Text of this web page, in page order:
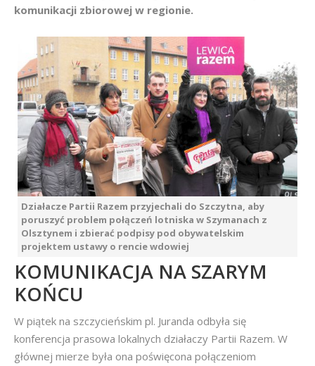
komunikacji zbiorowej w regionie.
Działacze Partii Razem przyjechali do Szczytna, aby
poruszyć problem połączeń lotniska w Szymanach z
Olsztynem i zbierać podpisy pod obywatelskim
projektem ustawy o rencie wdowiej
KOMUNIKACJA NA SZARYM
KOŃCU
W piątek na szczycieńskim pl. Juranda odbyła się
konferencja prasowa lokalnych działaczy Partii Razem. W
głównej mierze była ona poświęcona połączeniom